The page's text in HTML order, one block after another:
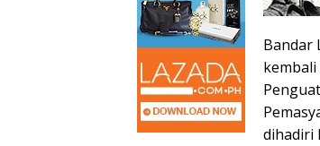
Bandar
dihadiri